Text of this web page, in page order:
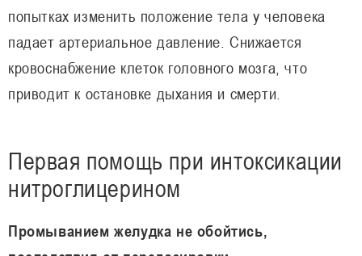
попытках изменить положение тела у человека
падает артериальное давление. Снижается
кровоснабжение клеток головного мозга, что
приводит к остановке дыхания и смерти.
Первая помощь при интоксикации
нитроглицерином
Промыванием желудка не обойтись,